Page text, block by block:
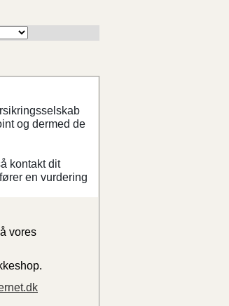
og dermed de
kontakt dit
en vurdering
vores